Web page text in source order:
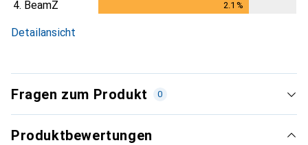
4. BeamZ 2.1 %
Detailansicht
Fragen zum Produkt 0
Produktbewertungen